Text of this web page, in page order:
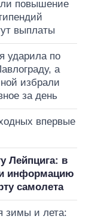
повышение
выплаты
ударила по
а
избрали
за день
впервые
Лейпцига: в
информацию
самолета
зимы и лета: